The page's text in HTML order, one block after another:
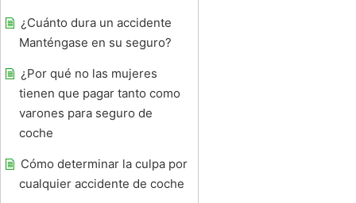
¿Cuánto dura un accidente
Manténgase en su seguro?
¿Por qué no las mujeres
tienen que pagar tanto como
varones para seguro de
coche
Cómo determinar la culpa por
cualquier accidente de coche